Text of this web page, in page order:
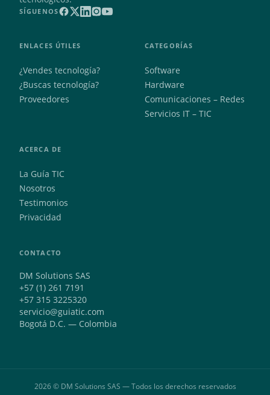
SÍGUENOS
ENLACES ÚTILES
¿Vendes tecnología?
¿Buscas tecnología?
Proveedores
CATEGORÍAS
Software
Hardware
Comunicaciones – Redes
Servicios IT – TIC
ACERCA DE
La Guía TIC
Nosotros
Testimonios
Privacidad
CONTACTO
DM Solutions SAS
+57 (1) 261 7191
+57 315 3225320
servicio@guiatic.com
Bogotá D.C. — Colombia
2026 © DM Solutions SAS — Todos los derechos reservados